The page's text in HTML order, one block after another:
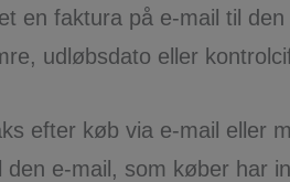
en faktura på e-mail til
udløbsdato eller
efter køb via e-mail eller
e-mail, som køber har